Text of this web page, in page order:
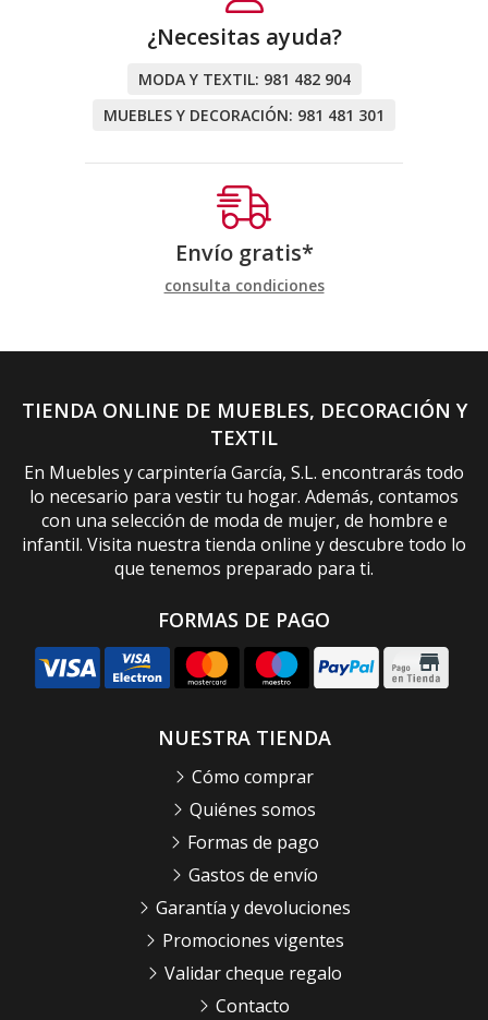
¿Necesitas ayuda?
MODA Y TEXTIL: 981 482 904
MUEBLES Y DECORACIÓN: 981 481 301
Envío gratis*
consulta condiciones
TIENDA ONLINE DE MUEBLES, DECORACIÓN Y
TEXTIL
En Muebles y carpintería García, S.L. encontrarás todo
lo necesario para vestir tu hogar. Además, contamos
con una selección de moda de mujer, de hombre e
infantil. Visita nuestra tienda online y descubre todo lo
que tenemos preparado para ti.
FORMAS DE PAGO
NUESTRA TIENDA
Cómo comprar
Quiénes somos
Formas de pago
Gastos de envío
Garantía y devoluciones
Promociones vigentes
Validar cheque regalo
Contacto